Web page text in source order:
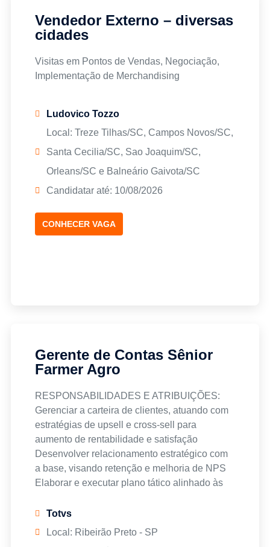
Vendedor Externo – diversas
cidades
Visitas em Pontos de Vendas, Negociação,
Implementação de Merchandising
Ludovico Tozzo
Local: Treze Tilhas/SC, Campos Novos/SC,
Santa Cecilia/SC, Sao Joaquim/SC,
Orleans/SC e Balneário Gaivota/SC
Candidatar até: 10/08/2026
CONHECER VAGA
Gerente de Contas Sênior
Farmer Agro
RESPONSABILIDADES E ATRIBUIÇÕES:
Gerenciar a carteira de clientes, atuando com
estratégias de upsell e cross-sell para
aumento de rentabilidade e satisfação
Desenvolver relacionamento estratégico com
a base, visando retenção e melhoria de NPS
Elaborar e executar plano tático alinhado às
Gerenciar funil de vendas, pipeline e forecast
no CRM
Totvs
Local: Ribeirão Preto - SP